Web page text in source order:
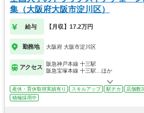
集（大阪府大阪市淀川区）
給与 【月収】17.2万円
勤務地 大阪府 大阪市淀川区
アクセス
阪急神戸本線 十三駅
阪急宝塚本線 十三駅…ほか
産休・育休取得実績有り スキルアップ 駅チカ 店舗数
積極採用中